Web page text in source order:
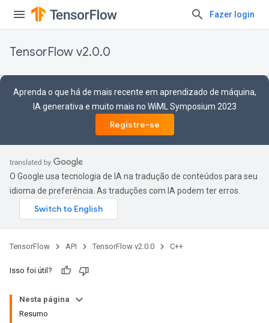
Fazer login
TensorFlow v2.0.0
Aprenda o que há de mais recente em aprendizado de máquina,
IA generativa e muito mais no WiML Symposium 2023
Registre-se
O Google usa tecnologia de IA na tradução de conteúdos para seu
idioma de preferência. As traduções com IA podem ter erros.
TensorFlow API TensorFlow v2.0.0 C++
Isso foi útil?
Nesta página
Resumo